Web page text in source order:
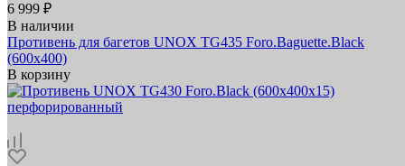
6 999 ₽
В наличии
Противень для багетов UNOX TG435 Foro.Baguette.Black
(600x400)
В корзину